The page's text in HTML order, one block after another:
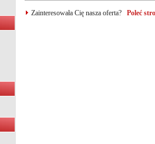
Zainteresowała Cię nasza oferta? Poleć